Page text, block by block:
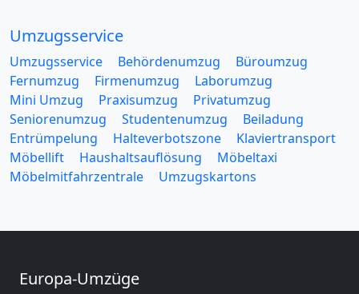
Umzugsservice
Umzugsservice Behördenumzug
Büroumzug
Fernumzug
Firmenumzug
Laborumzug
Mini Umzug
Praxisumzug
Privatumzug
Seniorenumzug
Studentenumzug
Beiladung
Entrümpelung
Halteverbotszone
Klaviertransport
Möbellift
Haushaltsauflösung
Möbeltaxi
Möbelmitfahrzentrale
Umzugskartons
Europa-Umzüge